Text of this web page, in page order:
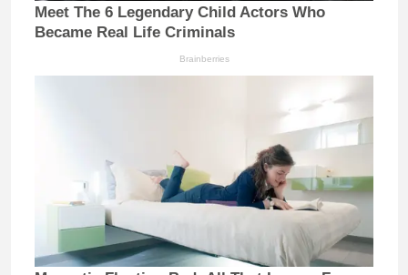
Meet The 6 Legendary Child Actors Who
Became Real Life Criminals
Brainberries